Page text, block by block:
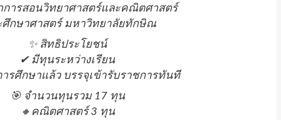
การสอนวิทยาศาสตร์และคณิตศาสตร์
กษาศาสตร์ มหาวิทยาลัยทักษิณ
✨ สิทธิประโยชน์
✔ มีทุนระหว่างเรียน
ารศึกษาแล้ว บรรจุเข้ารับราชการทันที
🎯 จำนวนทุนรวม 17 ทุน
🔸คณิตศาสตร์ 3 ทุน